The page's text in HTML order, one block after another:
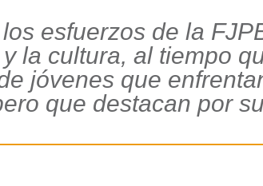
esfuerzos de la
la cultura, al tiempo
jóvenes que
que destacan por